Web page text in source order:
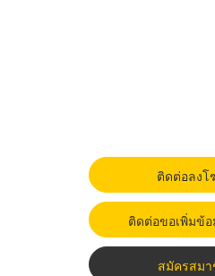
ติดต่อลง
ติดต่อขอเพิ่มข้
สมัครสม